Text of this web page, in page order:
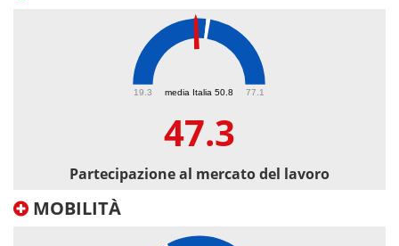
media Italia 50.8
19.3 77.1
47.3
Partecipazione al mercato del lavoro
MOBILITÀ